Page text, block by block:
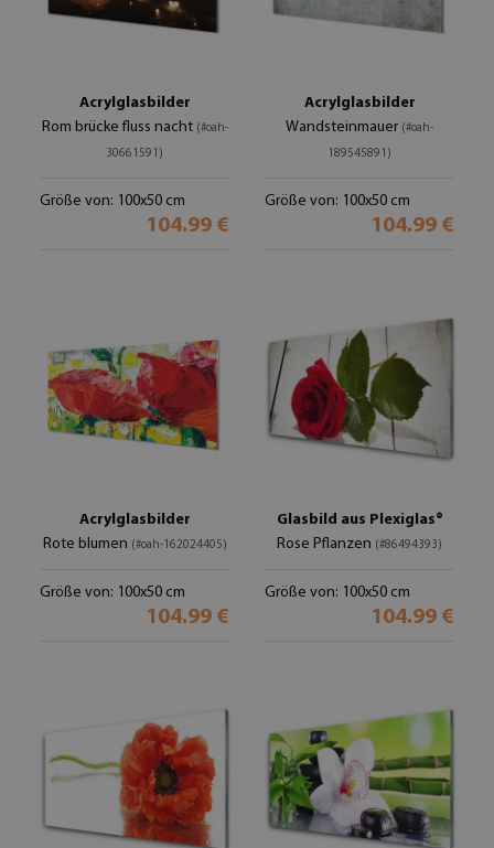
Acrylglasbilder
Rom brücke fluss nacht (#oah-
30661591)
Größe von: 100x50 cm
104.99 €
Acrylglasbilder
Wandsteinmauer (#oah-
189545891)
Größe von: 100x50 cm
104.99 €
Acrylglasbilder
Rote blumen (#oah-162024405)
Größe von: 100x50 cm
104.99 €
Glasbild aus Plexiglas®
Rose Pflanzen (#86494393)
Größe von: 100x50 cm
104.99 €